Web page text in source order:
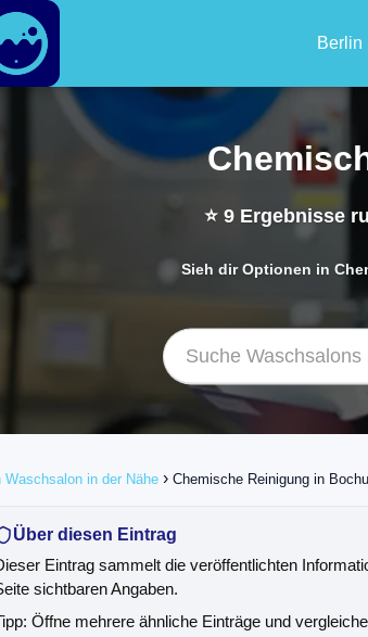
Berlin
⭐ 9Ergebnisse
Sieh dir Optionen in
Waschsalon in der Nähe Chemische Reinigung in
Über diesen Eintrag
Eintrag sammelt die veröffentlichten
sichtbaren Angaben.
Öffne mehrere ähnliche Einträge und